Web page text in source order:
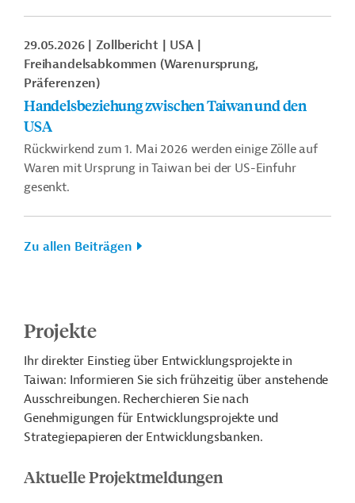
29.05.2026 Zollbericht
USA
Freihandelsabkommen (Warenursprung,
Präferenzen)
Handelsbeziehung zwischen Taiwan und den
USA
Rückwirkend zum 1. Mai 2026 werden einige Zölle auf
Waren mit Ursprung in Taiwan bei der US-Einfuhr
gesenkt.
Zu allen Beiträgen
Projekte
Ihr direkter Einstieg über Entwicklungsprojekte in
Taiwan: Informieren Sie sich frühzeitig über anstehende
Ausschreibungen. Recherchieren Sie nach
Genehmigungen für Entwicklungsprojekte und
Strategiepapieren der Entwicklungsbanken.
Aktuelle Projektmeldungen